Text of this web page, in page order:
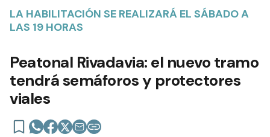
LA HABILITACIÓN SE REALIZARÁ EL SÁBADO A
LAS 19 HORAS
Peatonal Rivadavia: el nuevo tramo
tendrá semáforos y protectores
viales